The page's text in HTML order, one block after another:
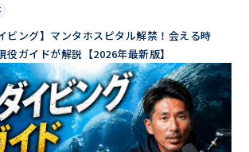
ビング】マンタホスピタル解禁！会える時
役ガイドが解説【2026年最新版】